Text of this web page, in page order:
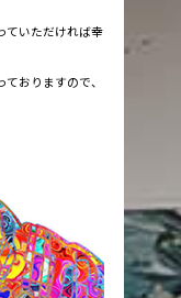
ていただければ幸
おりますので、